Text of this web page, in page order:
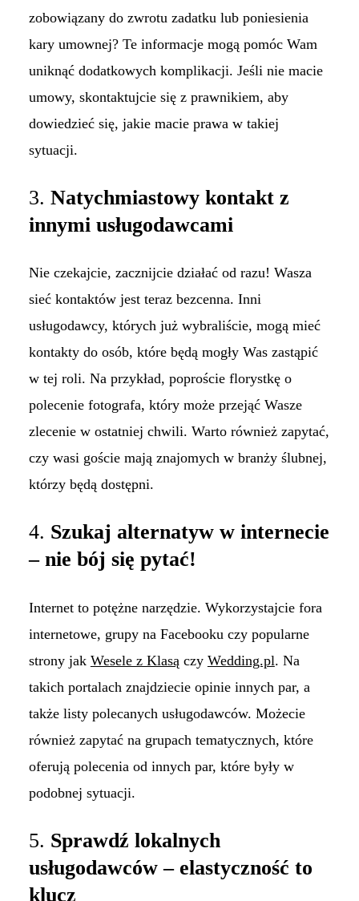
zobowiązany do zwrotu zadatku lub poniesienia
kary umownej? Te informacje mogą pomóc Wam
uniknąć dodatkowych komplikacji. Jeśli nie macie
umowy, skontaktujcie się z prawnikiem, aby
dowiedzieć się, jakie macie prawa w takiej
sytuacji.
3. Natychmiastowy kontakt z
innymi usługodawcami
Nie czekajcie, zacznijcie działać od razu! Wasza
sieć kontaktów jest teraz bezcenna. Inni
usługodawcy, których już wybraliście, mogą mieć
kontakty do osób, które będą mogły Was zastąpić
w tej roli. Na przykład, poproście florystkę o
polecenie fotografa, który może przejąć Wasze
zlecenie w ostatniej chwili. Warto również zapytać,
czy wasi goście mają znajomych w branży ślubnej,
którzy będą dostępni.
4. Szukaj alternatyw w internecie
– nie bój się pytać!
Internet to potężne narzędzie. Wykorzystajcie fora
internetowe, grupy na Facebooku czy popularne
strony jak Wesele z Klasą czy Wedding.pl. Na
takich portalach znajdziecie opinie innych par, a
także listy polecanych usługodawców. Możecie
również zapytać na grupach tematycznych, które
oferują polecenia od innych par, które były w
podobnej sytuacji.
5. Sprawdź lokalnych
usługodawców – elastyczność to
klucz